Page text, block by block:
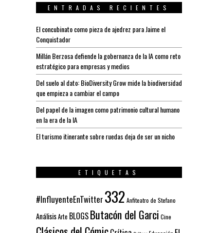
ENTRADAS RECIENTES
El concubinato como pieza de ajedrez para Jaime el
Conquistador
Millán Berzosa defiende la gobernanza de la IA como reto
estratégico para empresas y medios
Del suelo al dato: BioDiversity Grow mide la biodiversidad
que empieza a cambiar el campo
Del papel de la imagen como patrimonio cultural humano
en la era de la IA
El turismo itinerante sobre ruedas deja de ser un nicho
ETIQUETAS
#InfluyenteEnTwitter 332 Anfiteatro de Stefano
AnálisisArte BLOGSButacón del Garci Cine